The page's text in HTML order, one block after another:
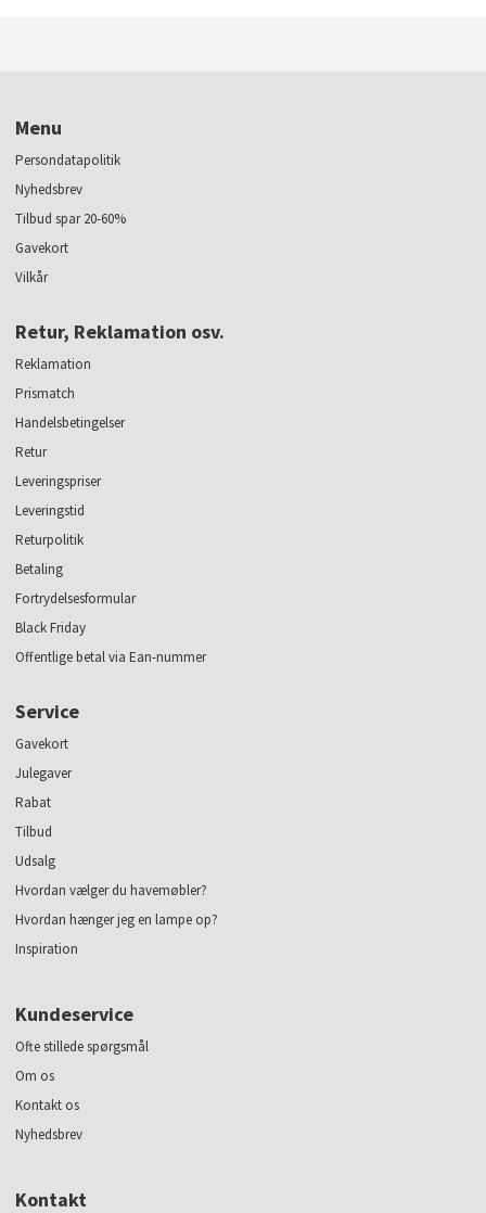
Menu
Persondatapolitik
Nyhedsbrev
Tilbud spar 20-60%
Gavekort
Vilkår
Retur, Reklamation osv.
Reklamation
Prismatch
Handelsbetingelser
Retur
Leveringspriser
Leveringstid
Returpolitik
Betaling
Fortrydelsesformular
Black Friday
Offentlige betal via Ean-nummer
Service
Gavekort
Julegaver
Rabat
Tilbud
Udsalg
Hvordan vælger du havemøbler?
Hvordan hænger jeg en lampe op?
Inspiration
Kundeservice
Ofte stillede spørgsmål
Om os
Kontakt os
Nyhedsbrev
Kontakt